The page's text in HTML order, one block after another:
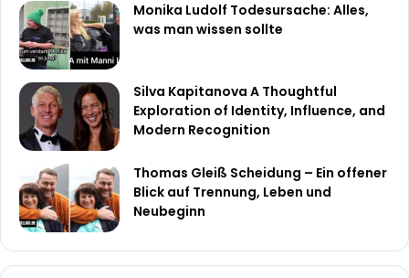
Monika Ludolf Todesursache: Alles,
was man wissen sollte
Silva Kapitanova A Thoughtful
Exploration of Identity, Influence, and
Modern Recognition
Thomas Gleiß Scheidung – Ein offener
Blick auf Trennung, Leben und
Neubeginn